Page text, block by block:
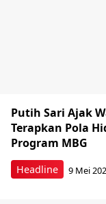
Headline
Putih Sari Ajak
Terapkan Pola
Program MBG
9 Mei